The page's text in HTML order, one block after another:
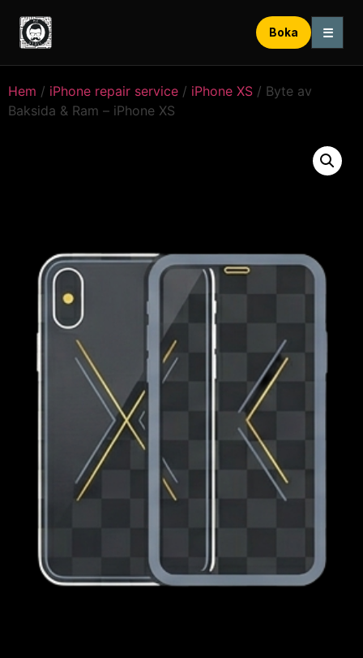
Boka ☰
Hem / iPhone repair service / iPhone XS / Byte av
Baksida & Ram – iPhone XS